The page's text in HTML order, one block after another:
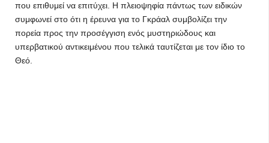
που επιθυμεί να επιτύχει. Η πλειοψηφία πάντως των ειδικών
συμφωνεί στο ότι η έρευνα για το Γκράαλ συμβολίζει την
πορεία προς την προσέγγιση ενός μυστηριώδους και
υπερβατικού αντικειμένου που τελικά ταυτίζεται με τον ίδιο το
Θεό.